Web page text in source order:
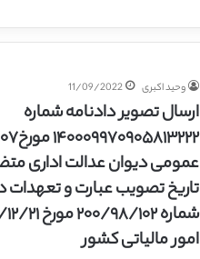
وحید اکبری 11/09/2022
ارسال تصویر دادنامه شماره
عمومی دیوان عدالت اداری
تاریخ تصویب عبارت و تعهدات
امور مالیاتی کشور